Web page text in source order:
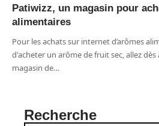
Patiwizz, un magasin pour
alimentaires
Pour les achats sur internet d’arômes
d'acheter un arôme de fruit sec, allez
magasin de…
Recherche